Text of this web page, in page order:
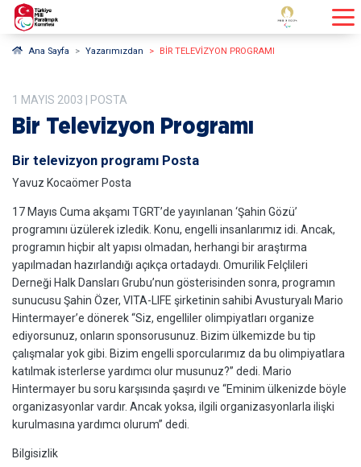
Ana Sayfa Yazarımızdan BIR TELEVIZYON PROGRAMI
1 MAYIS 2003 | POSTA
Bir Televizyon Programı
Bir televizyon programı Posta
Yavuz Kocaömer Posta
17 Mayıs Cuma akşamı TGRT’de yayınlanan ‘Şahin Gözü’
programını üzülerek izledik. Konu, engelli insanlarımız idi. Ancak,
programın hiçbir alt yapısı olmadan, herhangi bir araştırma
yapılmadan hazırlandığı açıkça ortadaydı. Omurilik Felçlileri
Derneği Halk Dansları Grubu’nun gösterisinden sonra, programın
sunucusu Şahin Özer, VITA-LIFE şirketinin sahibi Avusturyalı Mario
Hintermayer’e dönerek “Siz, engelliler olimpiyatları organize
ediyorsunuz, onların sponsorusunuz. Bizim ülkemizde bu tip
çalışmalar yok gibi. Bizim engelli sporcularımız da bu olimpiyatlara
katılmak isterlerse yardımcı olur musunuz?” dedi. Mario
Hintermayer bu soru karşısında şaşırdı ve “Eminim ülkenizde böyle
organizasyonlar vardır. Ancak yoksa, ilgili organizasyonlarla ilişki
kurulmasına yardımcı olurum” dedi.
Bilgisizlik